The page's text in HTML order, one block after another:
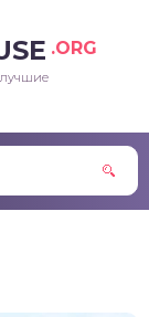
.ORG
лучшие